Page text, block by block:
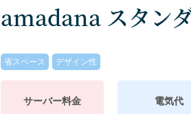
amadana スタン
省スペース デザイン性
サーバー料金 電気代